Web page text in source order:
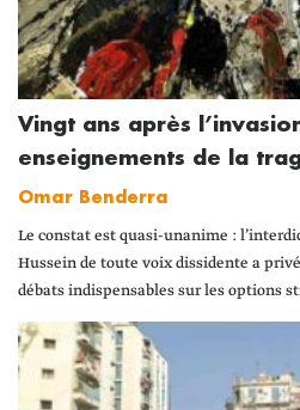
Vingt ans après
enseignements de la
Omar Benderra
Le constat est quasi-unanime :
Hussein de toute voix dissidente a
débats indispensables sur les options